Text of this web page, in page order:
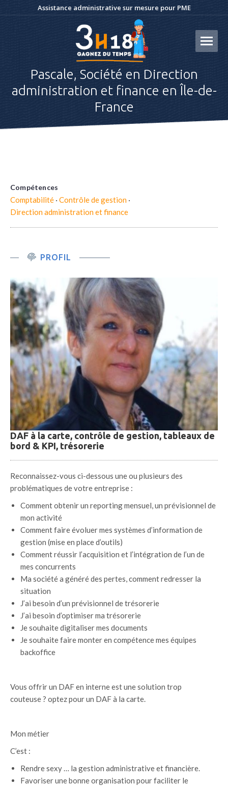
Assistance administrative sur mesure pour PME
Pascale, Société en Direction
administration et finance en Île-de-
France
Compétences
Comptabilité · Contrôle de gestion ·
Direction administration et finance
PROFIL
DAF à la carte, contrôle de gestion, tableaux de
bord & KPI, trésorerie
Reconnaissez-vous ci-dessous une ou plusieurs des
problématiques de votre entreprise :
Comment obtenir un reporting mensuel, un prévisionnel de
mon activité
Comment faire évoluer mes systèmes d’information de
gestion (mise en place d’outils)
Comment réussir l’acquisition et l’intégration de l’un de
mes concurrents
Ma société a généré des pertes, comment redresser la
situation
J’ai besoin d’un prévisionnel de trésorerie
J’ai besoin d’optimiser ma trésorerie
Je souhaite digitaliser mes documents
Je souhaite faire monter en compétence mes équipes
backoffice
Vous offrir un DAF en interne est une solution trop
couteuse ? optez pour un DAF à la carte.
Mon métier
C’est :
Rendre sexy … la gestion administrative et financière.
Favoriser une bonne organisation pour faciliter le